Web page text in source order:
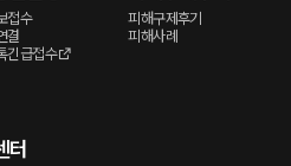
접수
결
긴급접수
피해구제후기
피해사례
터